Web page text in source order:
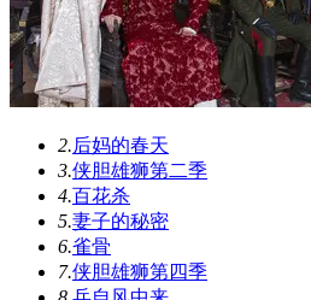
2.后妈的春天
3.侠胆雄狮第二季
4.百花杀
5.妻子的秘密
6.雀骨
7.侠胆雄狮第四季